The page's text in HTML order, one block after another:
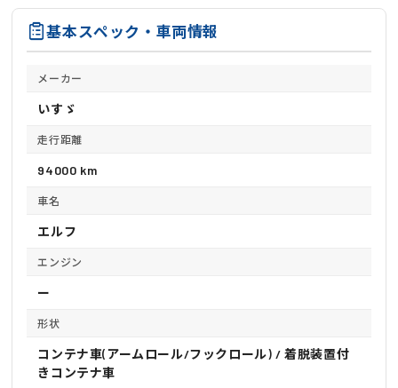
基本スペック・車両情報
メーカー
いすゞ
走行距離
94000 km
車名
エルフ
エンジン
ー
形状
コンテナ車(アームロール/フックロール) / 着脱装置付
きコンテナ車